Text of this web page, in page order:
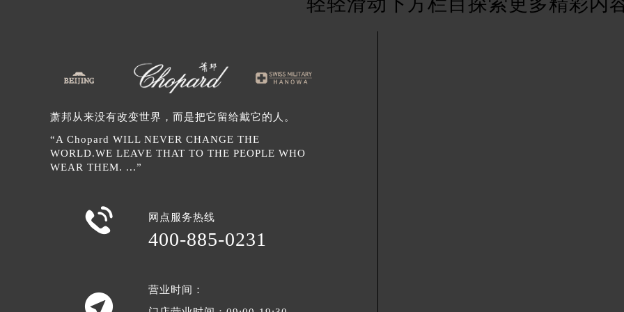
辽宁省沈阳市沈河区中街路137号亨得利名表维修授权店1楼萧邦售后服务中心（需提前预约）
北京市东城区东长安街1号王府井东方广场W3座6层602室萧邦售后服务中心（需提前预约）
河北省保定市竞秀区朝阳北大街北国先天下萧邦售后服务中心（需提前预约）
内蒙古自治区巴彦淖尔市临河区新华街萧邦售后服务中心（需提前预约）
内蒙古自治区包头市青山区幸福路甲3号王府井百货名表维修萧邦售后服务中心（需提前预约）
内蒙古自治区赤峰市红山区哈达街萧邦售后服务中心（需提前预约）
内蒙古自治区通辽市科尔沁区明仁大街萧邦售后服务中心（需提前预约）
内蒙古自治区乌海市海勃湾区人民南路萧邦售后服务中心（需提前预约）
内蒙古自治区兴安盟市乌兰浩特市兴安大街萧邦售后服务中心（需提前预约）
萧邦从来没有改变世界，而是把它留给戴它的人。
“A Chopard WILL NEVER CHANGE THE
WORLD.WE LEAVE THAT TO THE PEOPLE WHO
WEAR THEM. ...”
 网点服务热线
400-885-0231
营业时间：